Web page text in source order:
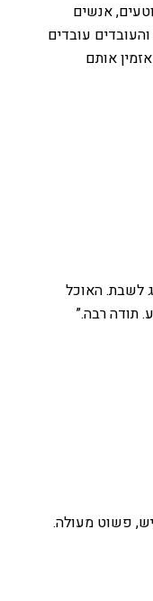
אנשים
עובדים
אותם
לשבת. האוכל
תודה רבה.”
פשוט מעולה.